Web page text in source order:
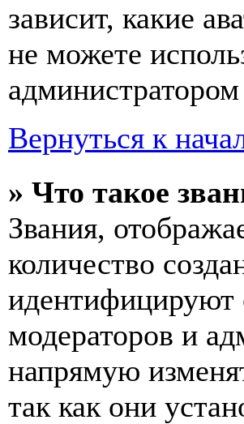
зависит, какие
не можете
Вернуться к
» Что такое
Звания,
количество
идентифицируют
модераторов и
напрямую
так как они